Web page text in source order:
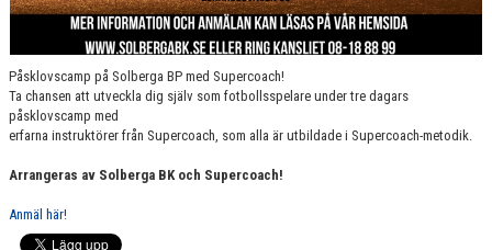
Påsklovscamp på Solberga BP med Supercoach!
Ta chansen att utveckla dig själv som fotbollsspelare under tre dagars
påsklovscamp med
erfarna instruktörer från Supercoach, som alla är utbildade i Supercoach-metodik.
Arrangeras av Solberga BK och Supercoach!
Anmäl här!